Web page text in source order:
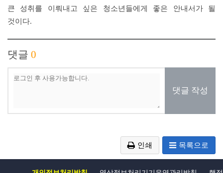
큰 성취를 이뤄내고 싶은 청소년들에게 좋은 안내서가 될
것이다.
댓글 0
댓글 작성
인쇄 목록으로